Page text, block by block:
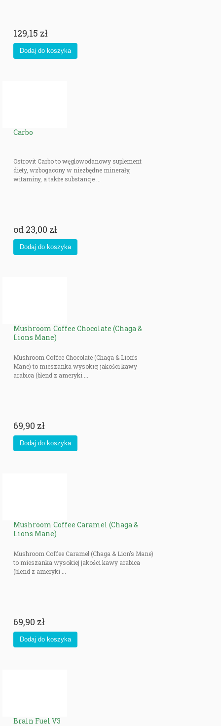
129,15 zł
Carbo
Ostrovit Carbo to węglowodanowy suplement
diety, wzbogacony w niezbędne minerały,
witaminy, a także substancje ...
od 23,00 zł
Mushroom Coffee Chocolate (Chaga &
Lions Mane)
Mushroom Coffee Chocolate (Chaga & Lion’s
Mane) to mieszanka wysokiej jakości kawy
arabica (blend z ameryki ...
69,90 zł
Mushroom Coffee Caramel (Chaga &
Lions Mane)
Mushroom Coffee Caramel (Chaga & Lion’s Mane)
to mieszanka wysokiej jakości kawy arabica
(blend z ameryki ...
69,90 zł
Brain Fuel V3